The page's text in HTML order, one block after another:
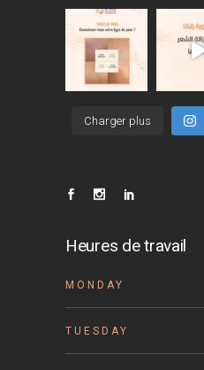
Charger plus
Heures de travail
MONDAY
TUESDAY